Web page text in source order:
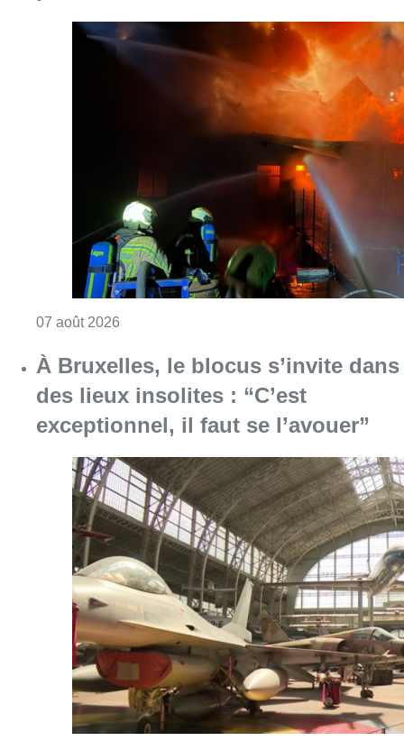
07 août 2026
À Bruxelles, le blocus s’invite dans
des lieux insolites : “C’est
exceptionnel, il faut se l’avouer”